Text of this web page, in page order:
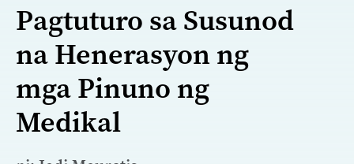
Pagtuturo sa Susunod
na Henerasyon ng
mga Pinuno ng
Medikal